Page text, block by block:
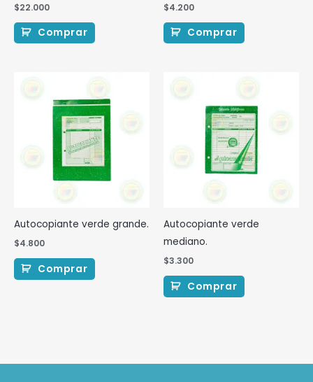
$22.000
Comprar
$4.200
Comprar
Autocopiante verde grande.
$4.800
Comprar
Autocopiante verde
mediano.
$3.300
Comprar